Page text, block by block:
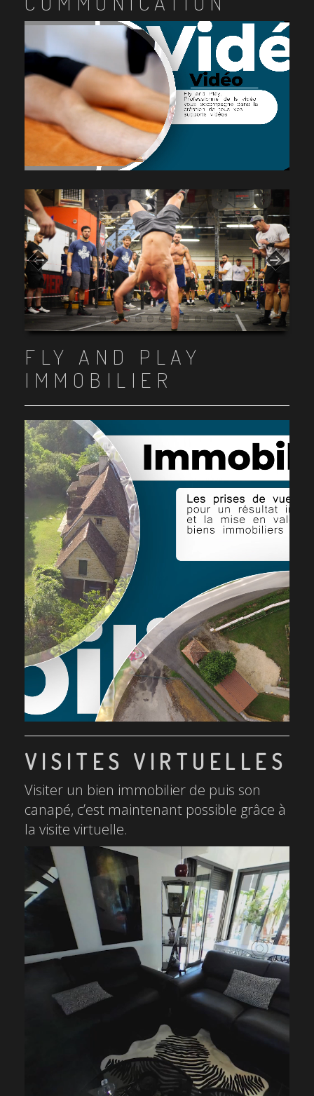
Item 1
Item 2
Item 3
Item 4
Item 5
Item 6
Item 7
Item 8
Item 9
Item 10
FLY AND PLAY
IMMOBILIER
VISITES VIRTUELLES
Visiter un bien immobilier de puis son
canapé, c’est maintenant possible grâce à
la visite virtuelle.